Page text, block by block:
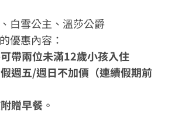
白雪公主、溫莎公爵
優惠內容：
帶兩位未滿12歲小孩入住
週五/週日不加價（連續假期前
贈早餐 。